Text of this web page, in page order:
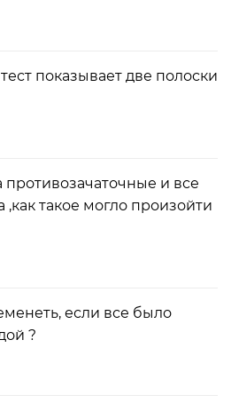
показывает две полоски
и все
такое могло произойти
если все было
?